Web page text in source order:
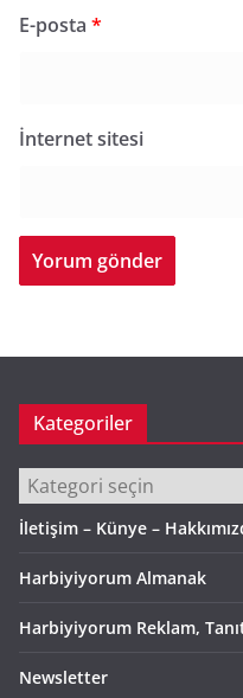
E-posta *
İnternet sitesi
Kategoriler
Kategoriler
İletişim – Künye –
Harbiyiyorum Almanak
Harbiyiyorum Reklam,
Newsletter